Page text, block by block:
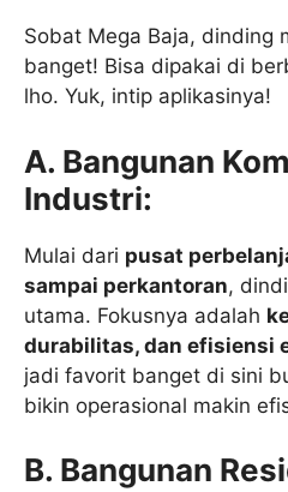
Sobat Mega Baja, dinding
banget! Bisa dipakai di
lho. Yuk, intip aplikasinya!
A. Bangunan
Industri:
Mulai dari pusat
sampai perkantoran,
utama. Fokusnya adalah
durabilitas, dan efisiensi
jadi favorit banget di sini
bikin operasional makin
B. Bangunan